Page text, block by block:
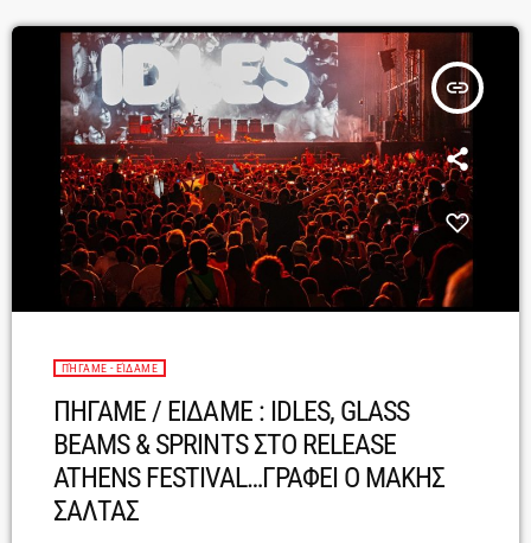
insert_link
ΠΉΓΑΜΕ - ΕΊΔΑΜΕ
ΠΗΓΑΜΕ / ΕΙΔΑΜΕ : IDLES, GLASS
BEAMS & SPRINTS ΣΤΟ RELEASE
ATHENS FESTIVAL…ΓΡΑΦΕΙ Ο ΜΑΚΗΣ
ΣΑΛΤΑΣ